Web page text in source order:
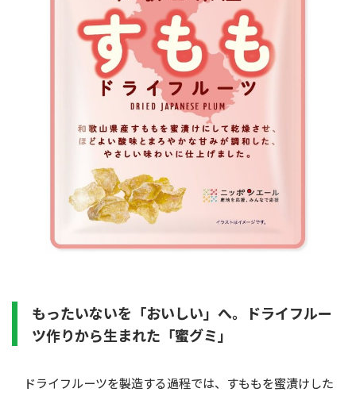
もったいないを「おいしい」へ。ドライフルー
ツ作りから生まれた「蜜グミ」
ドライフルーツを製造する過程では、すももを蜜漬けした